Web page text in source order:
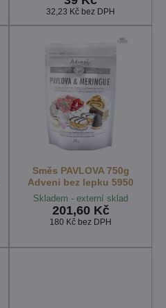
32,23 Kč bez DPH
Směs PAVLOVA 750g
Adveni bez lepku 5950
Skladem - externí sklad
201,60 Kč
180 Kč bez DPH